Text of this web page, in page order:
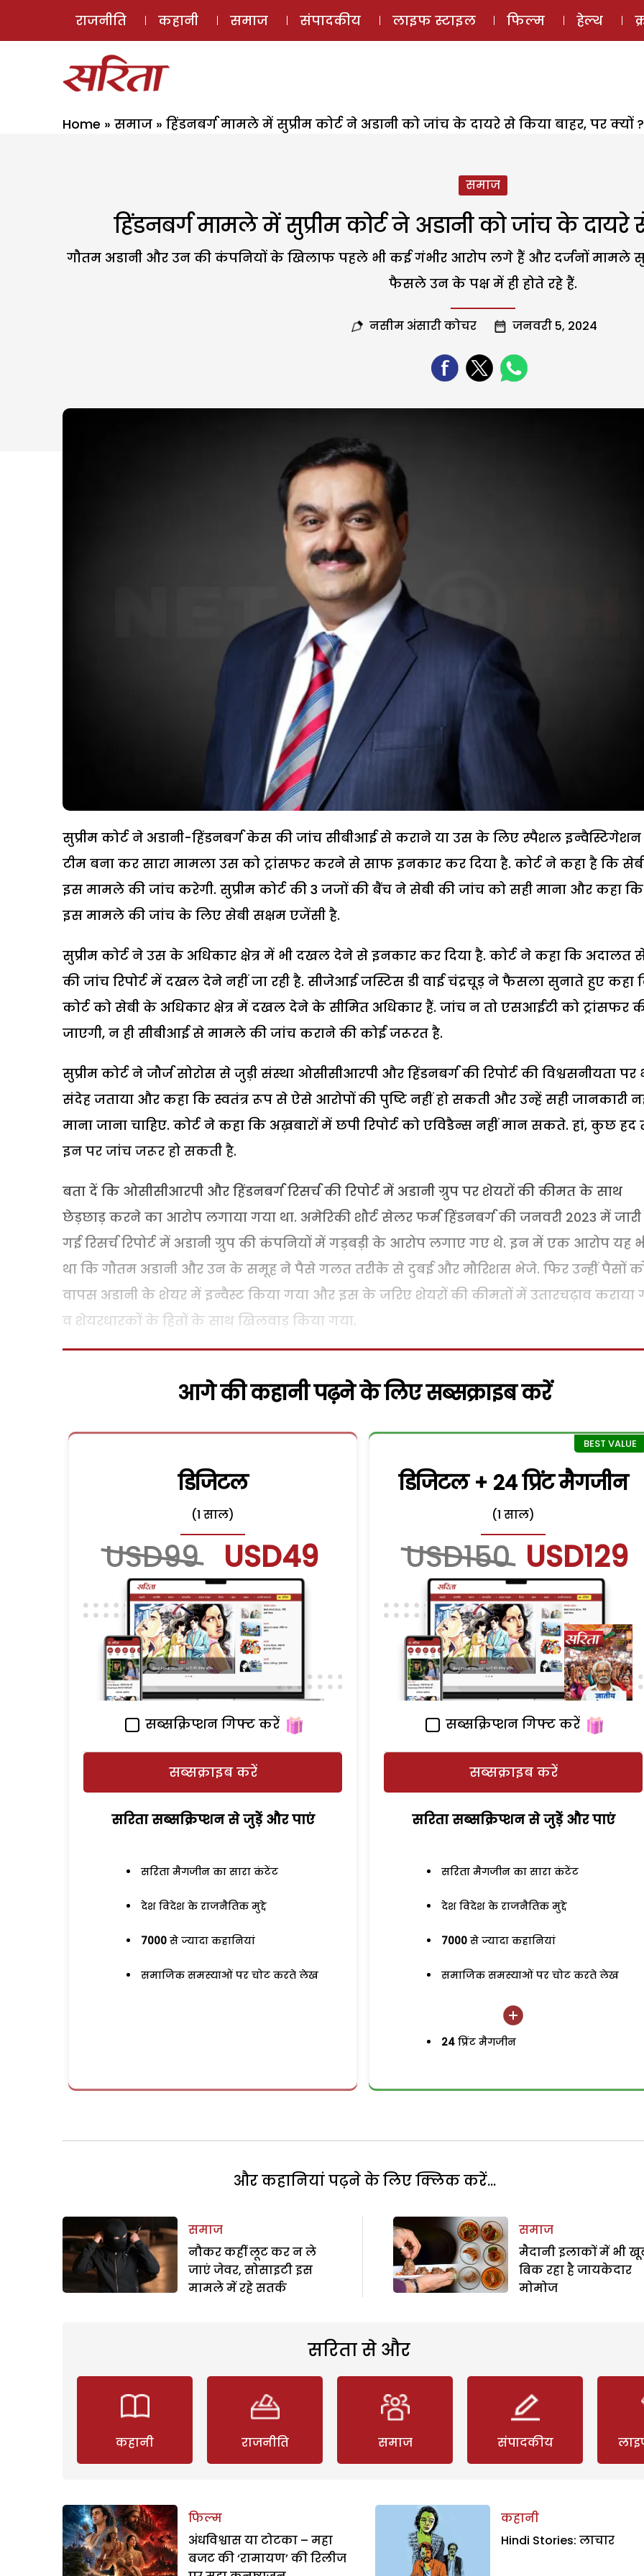
ई-मैगज़ीन
राजनीति कहानी समाज संपादकीय लाइफ स्टाइल फिल्म हेल्थ
Home » समाज » हिंडनबर्ग मामले में सुप्रीम कोर्ट ने अडानी को जांच के दायरे से किया बाहर, पर क्यों ?
समाज
हिंडनबर्ग मामले में सुप्रीम कोर्ट ने अडानी को जांच के दायरे
गौतम अडानी और उन की कंपनियों के खिलाफ पहले भी कई गंभीर आरोप लगे हैं और दर्जनों मामले
फैसले उन के पक्ष में ही होते रहे हैं.
नसीम अंसारी कोचर जनवरी 5, 2024
सुप्रीम कोर्ट ने अडानी-हिंडनबर्ग केस की जांच सीबीआई से कराने या उस के लिए स्पैशल इन्वैस्टिगेशन
टीम बना कर सारा मामला उस को ट्रांसफर करने से साफ इनकार कर दिया है. कोर्ट ने कहा है कि
इस मामले की जांच करेगी. सुप्रीम कोर्ट की 3 जजों की बैंच ने सेबी की जांच को सही माना और कहा कि
इस मामले की जांच के लिए सेबी सक्षम एजेंसी है.
सुप्रीम कोर्ट ने उस के अधिकार क्षेत्र में भी दखल देने से इनकार कर दिया है. कोर्ट ने कहा कि अदालत
की जांच रिपोर्ट में दखल देने नहीं जा रही है. सीजेआई जस्टिस डी वाई चंद्रचूड़ ने फैसला सुनाते हुए कहा
कोर्ट को सेबी के अधिकार क्षेत्र में दखल देने के सीमित अधिकार हैं. जांच न तो एसआईटी को ट्रांसफर
जाएगी, न ही सीबीआई से मामले की जांच कराने की कोई जरूरत है.
सुप्रीम कोर्ट ने जौर्ज सोरोस से जुड़ी संस्था ओसीसीआरपी और हिंडनबर्ग की रिपोर्ट की विश्वसनीयता पर
संदेह जताया और कहा कि स्वतंत्र रूप से ऐसे आरोपों की पुष्टि नहीं हो सकती और उन्हें सही जानकारी
माना जाना चाहिए. कोर्ट ने कहा कि अख़बारों में छपी रिपोर्ट को एविडैन्स नहीं मान सकते. हां, कुछ
इन पर जांच जरूर हो सकती है.
बता दें कि ओसीसीआरपी और हिंडनबर्ग रिसर्च की रिपोर्ट में अडानी ग्रुप पर शेयरों की कीमत के साथ
छेड़छाड़ करने का आरोप लगाया गया था. अमेरिकी शौर्ट सेलर फर्म हिंडनबर्ग की जनवरी 2023 में
गई रिसर्च रिपोर्ट में अडानी ग्रुप की कंपनियों में गड़बड़ी के आरोप लगाए गए थे. इन में एक आरोप यह
था कि गौतम अडानी और उन के समूह ने पैसे गलत तरीके से दुबई और मौरिशस भेजे. फिर उन्हीं पैसों
वापस अडानी के शेयर में इन्वैस्ट किया गया और इस के जरिए शेयरों की कीमतों में उतारचढ़ाव कराया
व शेयरधारकों के हितों के साथ खिलवाड़ किया गया.
आगे की कहानी पढ़ने के लिए सब्सक्राइब करें
डिजिटल
(1 साल)
USD99 USD49
सब्सक्रिप्शन गिफ्ट करें
सब्सक्राइब करें
सरिता सब्सक्रिप्शन से जुड़ेें और पाएं
सरिता मैगजीन का सारा कंटेंट
देश विदेश के राजनैतिक मुद्दे
7000 से ज्यादा कहानियां
समाजिक समस्याओं पर चोट करते लेख
डिजिटल + 24 प्रिंट मैगजीन
(1 साल)
USD150 USD129
सब्सक्रिप्शन गिफ्ट करें
सब्सक्राइब करें
सरिता सब्सक्रिप्शन से जुड़ेें और पाएं
सरिता मैगजीन का सारा कंटेंट
देश विदेश के राजनैतिक मुद्दे
7000 से ज्यादा कहानियां
समाजिक समस्याओं पर चोट करते लेख
24 प्रिंट मैगजीन
और कहानियां पढ़ने के लिए क्लिक करें...
समाज
नौकर कहीं लूट कर न ले
जाएं जेवर, सोसाइटी इस
मामले में रहे सतर्क
समाज
मैदानी इलाकों में भी
बिक रहा है जायकेदार
मोमोज
सरिता से और
कहानी राजनीति समाज संपादकीय
फिल्म
अंधविश्वास या टोटका – महा
बजट की ‘रामायण’ की रिलीज
कहानी
Hindi Stories: लाचार